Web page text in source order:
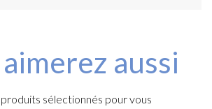
aussi
sélectionnés pour vous